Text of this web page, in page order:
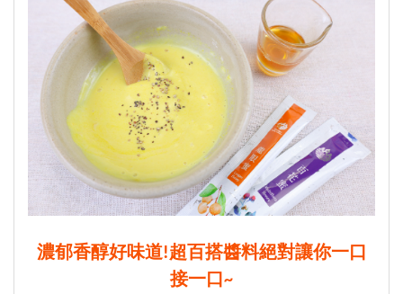
濃郁香醇好味道!超百搭醬料絕對讓你一口
接一口~